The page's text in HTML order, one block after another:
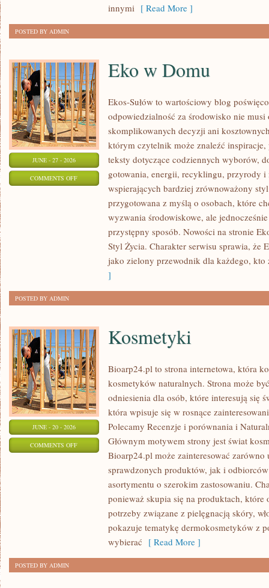
innymi [ Read More ]
POSTED BY ADMIN
JUNE - 27 - 2026
COMMENTS OFFON
Eko w Domu
Ekos-Sułów to wartościowy blog
odpowiedzialność za środowisko nie
skomplikowanych decyzji ani
którym czytelnik może znaleźć inspiracje,
teksty dotyczące codziennych wyborów,
gotowania, energii, recyklingu, przyrody i
wspierających bardziej zrównoważony styl
przygotowana z myślą o osobach, które
wyzwania środowiskowe, ale
przystępny sposób. Nowości na stronie
Styl Życia. Charakter serwisu sprawia, że
jako zielony przewodnik dla każdego, kto
]
POSTED BY ADMIN
JUNE - 20 - 2026
COMMENTS OFFON
KOSMETYKI
Kosmetyki
Bioarp24.pl to strona internetowa, która
kosmetyków naturalnych. Strona może
odniesienia dla osób, które interesują się
która wpisuje się w rosnące
Polecamy Recenzje i porównania i
Głównym motywem strony jest świat
Bioarp24.pl może zainteresować
sprawdzonych produktów, jak i
asortymentu o szerokim zastosowaniu.
ponieważ skupia się na produktach, które
potrzeby związane z pielęgnacją skóry,
pokazuje tematykę dermokosmetyków z
wybierać [ Read More ]
POSTED BY ADMIN